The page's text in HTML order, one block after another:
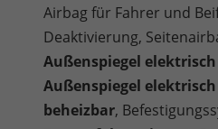
Airbag für Fahrer und
Deaktivierung,
Außenspiegel
Außenspiegel
beheizbar,